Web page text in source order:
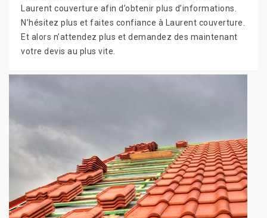
Laurent couverture afin d’obtenir plus d’informations.
N’hésitez plus et faites confiance à Laurent couverture.
Et alors n’attendez plus et demandez des maintenant
votre devis au plus vite.